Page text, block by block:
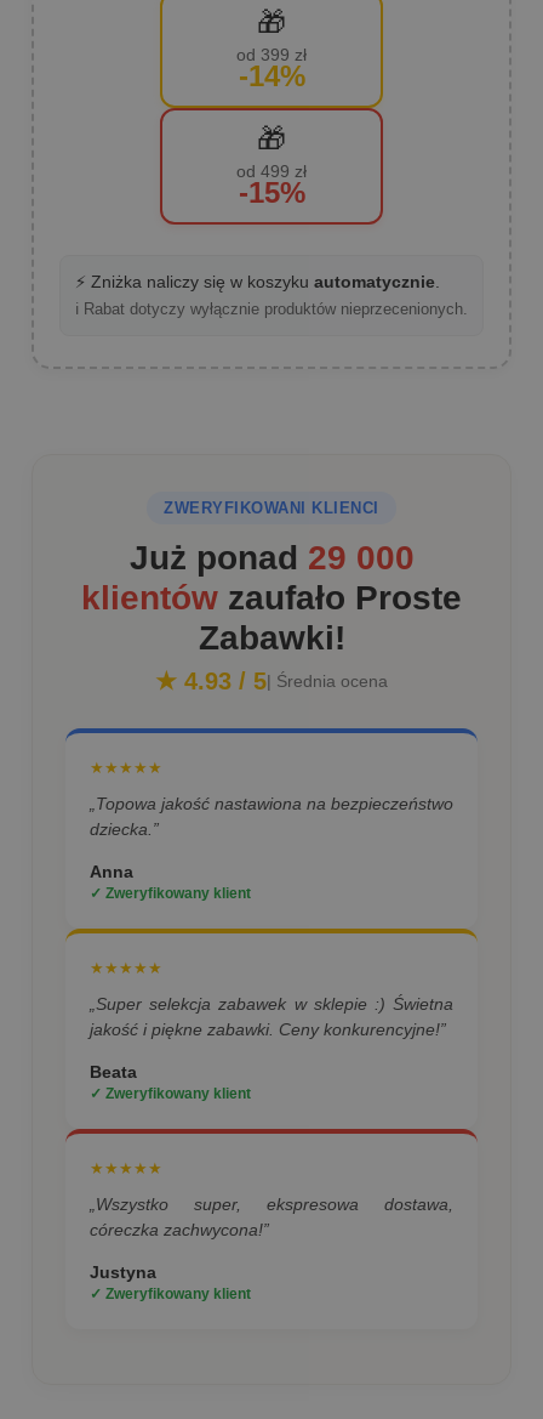
🎁
od 399 zł
-14%
🎁
od 499 zł
-15%
⚡ Zniżka naliczy się w koszyku automatycznie.
ℹ️ Rabat dotyczy wyłącznie produktów nieprzecenionych.
ZWERYFIKOWANI KLIENCI
Już ponad 29 000
klientów zaufało Proste
Zabawki!
★ 4.93 / 5| Średnia ocena
★★★★★
„Topowa jakość nastawiona na bezpieczeństwo
dziecka.”
Anna
✓ Zweryfikowany klient
★★★★★
„Super selekcja zabawek w sklepie :) Świetna
jakość i piękne zabawki. Ceny konkurencyjne!”
Beata
✓ Zweryfikowany klient
★★★★★
„Wszystko super, ekspresowa dostawa,
córeczka zachwycona!”
Justyna
✓ Zweryfikowany klient